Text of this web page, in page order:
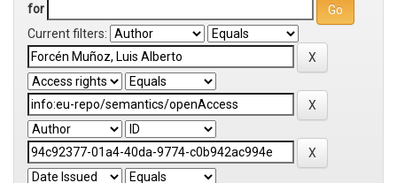
for
Current filters: